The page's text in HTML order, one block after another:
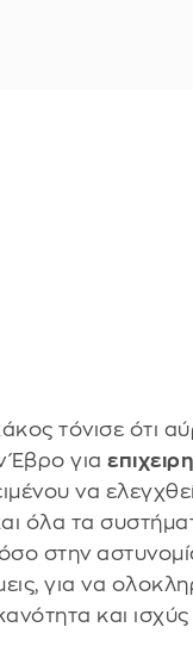
τόνισε ότι
Έβρο για
να
όλα τα
στην
για να
και